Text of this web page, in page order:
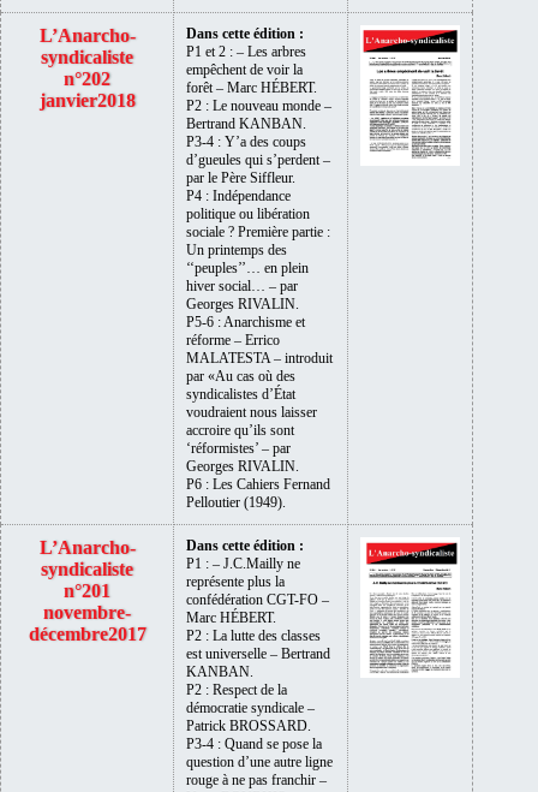
L’Anarcho-
syndicaliste
n°202
janvier2018
Dans cette édition :
P1 et 2 : – Les arbres
empêchent de voir la
forêt – Marc HÉBERT.
P2 : Le nouveau monde –
Bertrand KANBAN.
P3-4 : Y’a des coups
d’gueules qui s’perdent –
par le Père Siffleur.
P4 : Indépendance
politique ou libération
sociale ? Première partie :
Un printemps des
‘‘peuples’’… en plein
hiver social… – par
Georges RIVALIN.
P5-6 : Anarchisme et
réforme – Errico
MALATESTA – introduit
par «Au cas où des
syndicalistes d’État
voudraient nous laisser
accroire qu’ils sont
‘réformistes’ – par
Georges RIVALIN.
P6 : Les Cahiers Fernand
Pelloutier (1949).
L’Anarcho-
syndicaliste
n°201
novembre-
décembre2017
Dans cette édition :
P1 : – J.C.Mailly ne
représente plus la
confédération CGT-FO –
Marc HÉBERT.
P2 : La lutte des classes
est universelle – Bertrand
KANBAN.
P2 : Respect de la
démocratie syndicale –
Patrick BROSSARD.
P3-4 : Quand se pose la
question d’une autre ligne
rouge à ne pas franchir –